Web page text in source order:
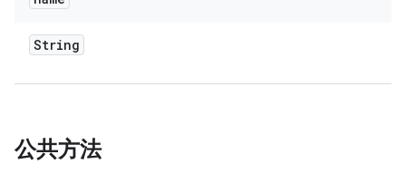
String
公共方法